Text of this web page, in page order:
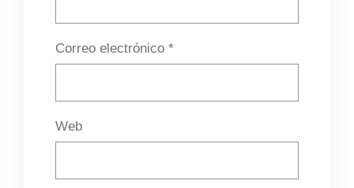
Correo electrónico *
Web